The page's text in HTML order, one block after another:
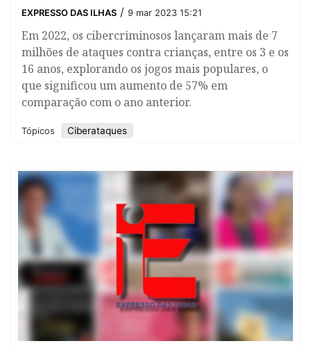
EXPRESSO DAS ILHAS / 9 mar 2023 15:21
Em 2022, os cibercriminosos lançaram mais de 7
milhões de ataques contra crianças, entre os 3 e os
16 anos, explorando os jogos mais populares, o
que significou um aumento de 57% em
comparação com o ano anterior.
Tópicos Ciberataques